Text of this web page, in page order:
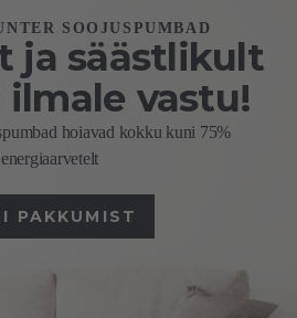
SOOJUSPUMBAD
ja säästlikult
vastu!
hoiavad kokku kuni 75%
energiaarvetelt
PAKKUMIST